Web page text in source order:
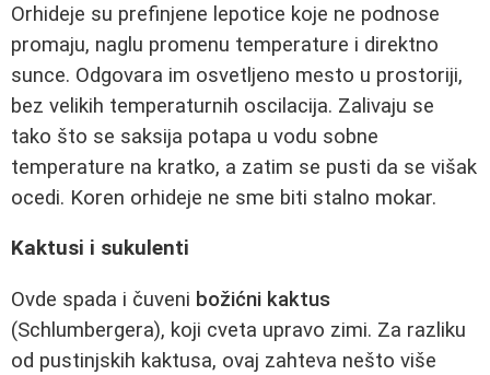
Orhideje su prefinjene lepotice koje ne podnose
promaju, naglu promenu temperature i direktno
sunce. Odgovara im osvetljeno mesto u prostoriji,
bez velikih temperaturnih oscilacija. Zalivaju se
tako što se saksija potapa u vodu sobne
temperature na kratko, a zatim se pusti da se višak
ocedi. Koren orhideje ne sme biti stalno mokar.
Kaktusi i sukulenti
Ovde spada i čuveni božićni kaktus
(Schlumbergera), koji cveta upravo zimi. Za razliku
od pustinjskih kaktusa, ovaj zahteva nešto više